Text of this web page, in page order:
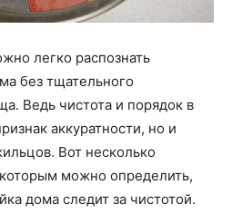
легко распознать
без тщательного
Ведь чистота и порядок в
аккуратности, но и
Вот несколько
можно определить,
дома следит за чистотой.